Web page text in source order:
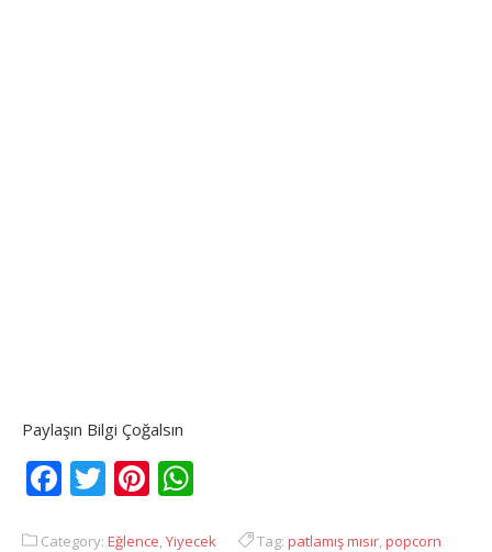
Paylaşın Bilgi Çoğalsın
Facebook
TwitterPinterest
Category: Eğlence,Yiyecek Tag: patlamış mısır,popcorn